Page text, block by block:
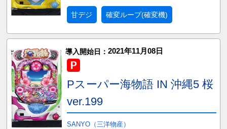
甘デジ 確変ループ(確変機)
導入開始日： 2021年11月08日
Pスーパー海物語 IN 沖縄5 桜
ver.199
SANYO（三洋物産）